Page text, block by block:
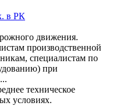
в РК
движения.
производственной
специалистам по
при
техническое
условиях.